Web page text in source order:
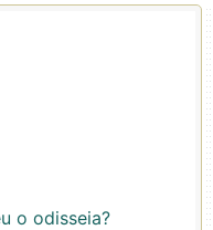
o odisseia?